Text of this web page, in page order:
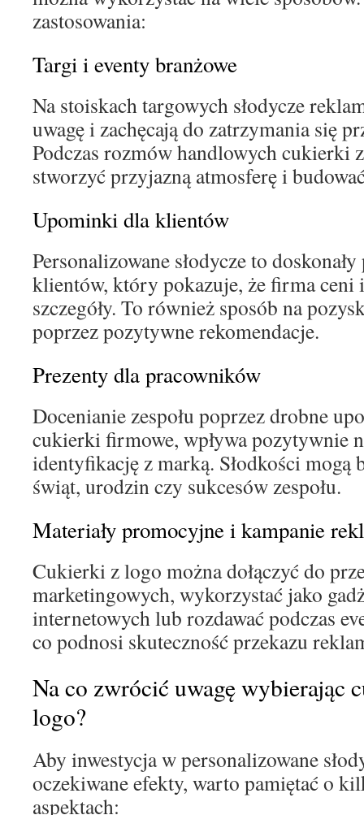
zastosowania:
Targi i eventy branżowe
Na stoiskach targowych słodycze
uwagę i zachęcają do zatrzymania się
Podczas rozmów handlowych cukierki
stworzyć przyjazną atmosferę i
Upominki dla klientów
Personalizowane słodycze to
klientów, który pokazuje, że firma ceni
szczegóły. To również sposób na
poprzez pozytywne rekomendacje.
Prezenty dla pracowników
Docenianie zespołu poprzez drobne
cukierki firmowe, wpływa pozytywnie
identyfikację z marką. Słodkości mogą
świąt, urodzin czy sukcesów zespołu.
Materiały promocyjne i kampanie
Cukierki z logo można dołączyć do
marketingowych, wykorzystać jako
internetowych lub rozdawać podczas
co podnosi skuteczność przekazu
Na co zwrócić uwagę wybierając
logo?
Aby inwestycja w personalizowane
oczekiwane efekty, warto pamiętać o
aspektach: